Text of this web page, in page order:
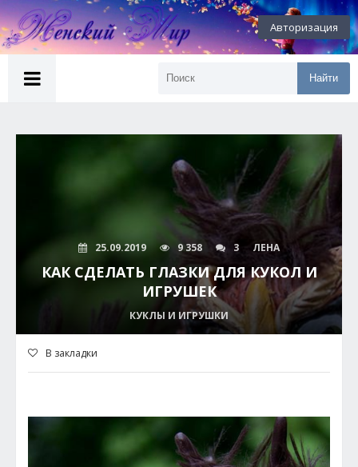
Авторизация
Найти
25.09.2019 9 358 3 ЛЕНА
КАК СДЕЛАТЬ ГЛАЗКИ ДЛЯ КУКОЛ И
ИГРУШЕК
КУКЛЫ И ИГРУШКИ
В закладки